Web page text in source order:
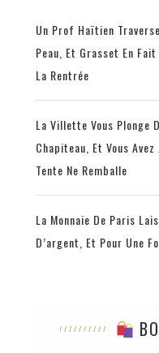
Un Prof Haïtien
Peau, Et Grasset En
La Rentrée
La Villette Vous Plonge
Chapiteau, Et Vous
Tente Ne Remballe
La Monnaie De Paris
D’argent, Et Pour Une